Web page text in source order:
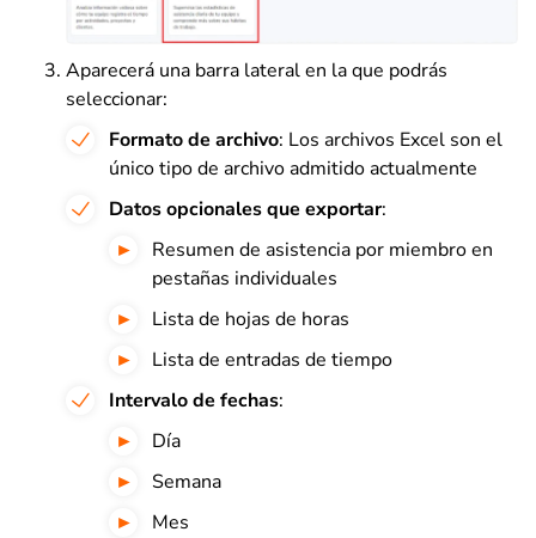
Aparecerá una barra lateral en la que podrás
seleccionar:
Formato de archivo: Los archivos Excel son el
único tipo de archivo admitido actualmente
Datos opcionales que exportar:
Resumen de asistencia por miembro en
pestañas individuales
Lista de hojas de horas
Lista de entradas de tiempo
Intervalo de fechas:
Día
Semana
Mes